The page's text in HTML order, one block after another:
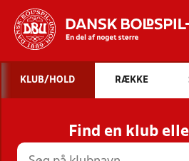
STILLINGER,
HOLD
KLUB/HOLD RÆKKE
Find en klub